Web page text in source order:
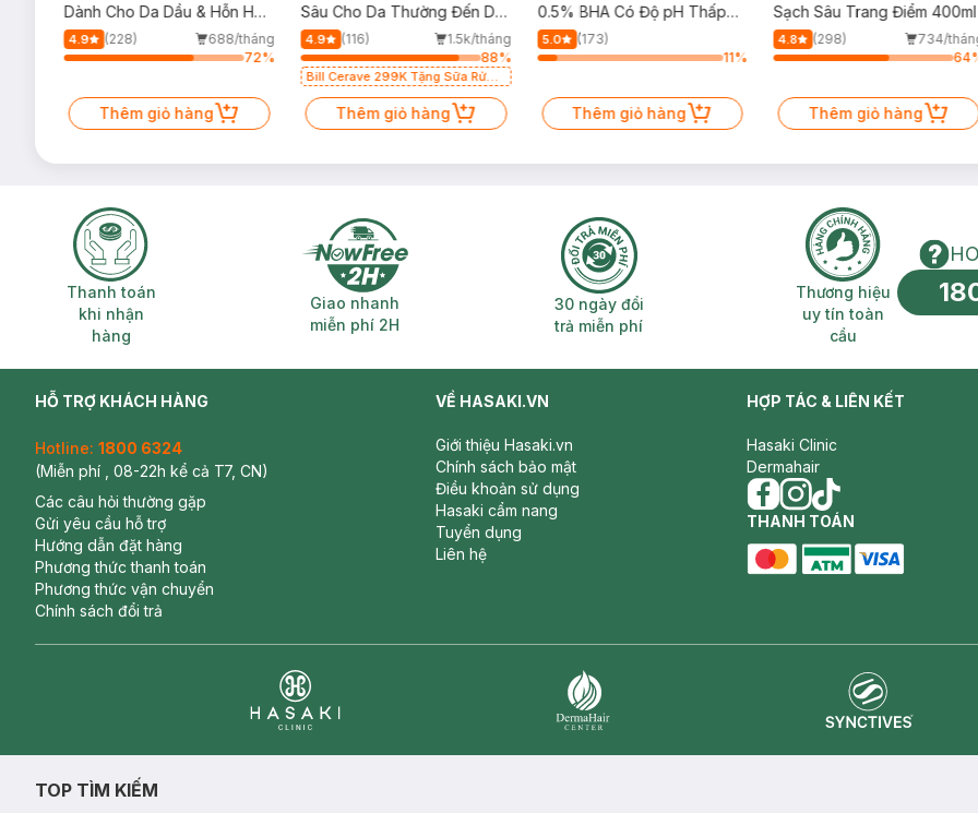
Dành Cho Da Dầu & Hỗn Hợp
500ml
4.9 (228)
688/tháng
72%
Thêm giỏ hàng
Sâu Cho Da Thường Đến Da
Dầu 473ml
4.9 (116)
1.5k/tháng
88%
Bill Cerave 299K Tặng Sữa Rửa
Thêm giỏ hàng
0.5% BHA Có Độ pH Thấp
150ml
5.0
(173)
11%
Thêm giỏ hàng
Sạch Sâu Trang Điểm 400ml
4.8 (298)
734/
64
Thêm giỏ hàng
Thanh toán khi nhận hàng
Thanh toán
khi nhận
hàng
Giao nhanh miễn phí 2H
Giao nhanh
miễn phí 2H
30 ngày đổi trả miễn phí
30 ngày đổi
trả miễn phí
Thương hiệu
Thương hiệu
uy tín toàn
cầu
HỖ TRỢ KHÁCH HÀNG
Hotline: 1800 6324
(Miễn phí , 08-22h kể cả T7, CN)
Các câu hỏi thường gặp
Gửi yêu cầu hỗ trợ
Hướng dẫn đặt hàng
Phương thức thanh toán
Phương thức vận chuyển
Chính sách đổi trả
VỀ HASAKI.VN
Giới thiệu Hasaki.vn
Chính sách bảo mật
Điều khoản sử dụng
Hasaki cẩm nang
Tuyển dụng
Liên hệ
HỢP TÁC & LIÊN KẾT
Hasaki Clinic
Dermahair
facebook
instagram
tiktok
THANH TOÁN
TOP TÌM KIẾM